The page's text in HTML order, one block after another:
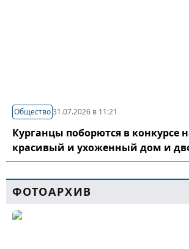
Общество31.07.2026 в 11:21
Курганцы поборются в конкурсе
красивый и ухоженный дом и
ФОТОАРХИВ